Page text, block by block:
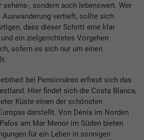
, sondern auch lebenswert. Wer
Auswanderung vertieft, sollte sich
dass dieser Schritt eine klar
ein zielgerichtetes Vorgehen
sofern es sich nur um einen
bei Pensionären erfreut sich das
Hier findet sich die Costa Blanca,
Küste einen der schönsten
darstellt. Von Dénia im Norden
am Mar Menor im Süden bieten
für ein Leben in sonnigen